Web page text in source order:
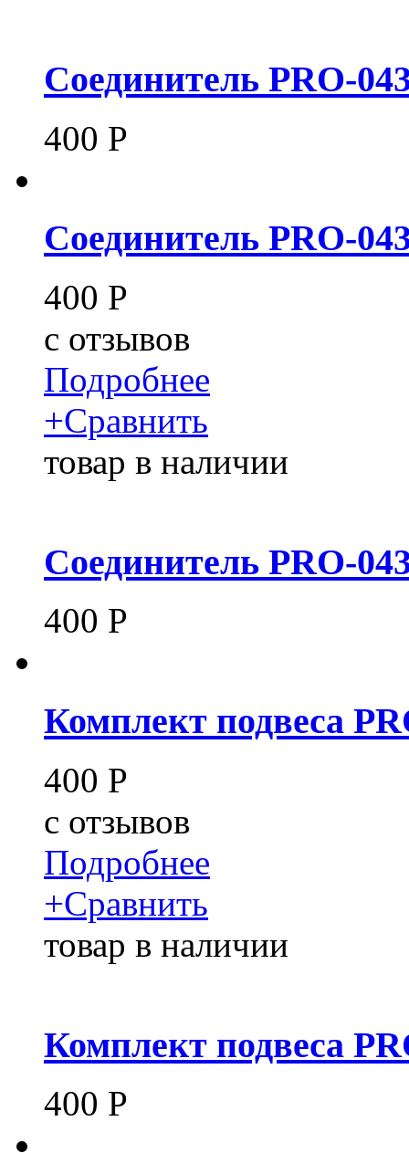
Соединитель PRO-
400 Р
Соединитель PRO-
400 Р
c отзывов
Подробнее
+Сравнить
товар в наличии
Соединитель PRO-
400 Р
Комплект подвеса
400 Р
c отзывов
Подробнее
+Сравнить
товар в наличии
Комплект подвеса
400 Р